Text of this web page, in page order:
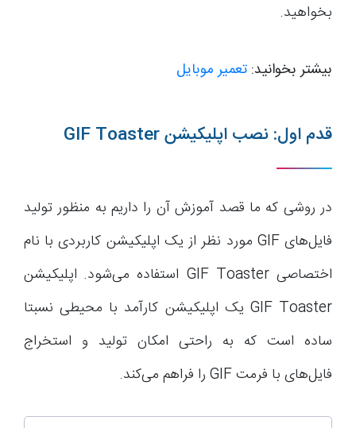
بخواهید.
بیشتر بخوانید: تعمیر موبایل
قدم اول: نصب اپلیکیشن GIF Toaster
در روشی که ما قصد آموزش آن را داریم به منظور تولید
فایل‌های GIF مورد نظر از یک اپلیکیشن کاربردی با نام
اختصاصی GIF Toaster استفاده می‌شود. اپلیکیشن
GIF Toaster یک اپلیکیشن کارآمد با محیطی نسبتا
ساده است که به راحتی امکان تولید و استخراج
فایل‌های با فرمت GIF را فراهم می‌کند.